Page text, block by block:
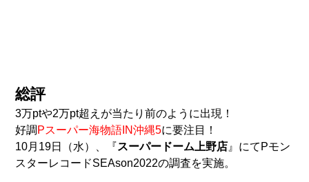
総評
3万ptや2万pt超えが当たり前のように出現！
好調 Pスーパー海物語IN沖縄5に要注目！
10月19日（水）、『スーパードーム上野店 』にてPモン
スターレコードSEAson2022の調査を実施。